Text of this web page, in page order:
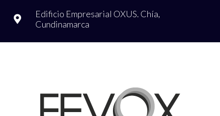
Edificio Empresarial OXUS. Chía,
Cundinamarca